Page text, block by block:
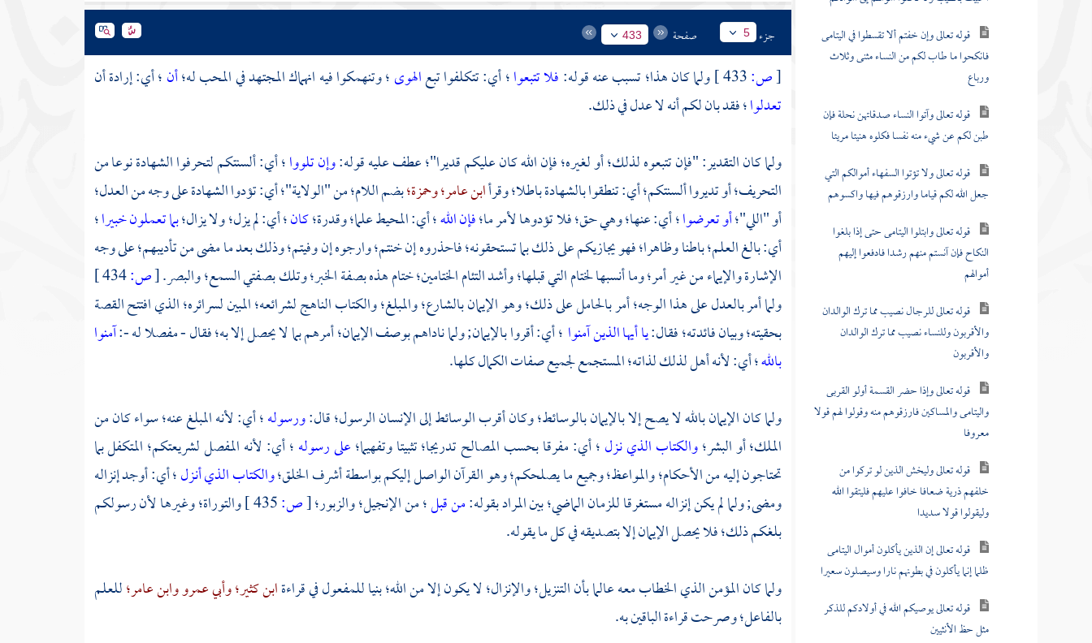
قوله تعالى وإن خفتم ألا تقسطوا في اليتامى
فانكحوا ما طاب لكم من النساء مثنى وثلاث
ورباع
قوله تعالى وآتوا النساء صدقاتهن نحلة فإن
طبن لكم عن شيء منه نفسا فكلوه هنيئا مريئا
قوله تعالى ولا تؤتوا السفهاء أموالكم التي
جعل الله لكم قياما وارزقوهم فيها واكسوهم
قوله تعالى وابتلوا اليتامى حتى إذا بلغوا
النكاح فإن آنستم منهم رشدا فادفعوا إليهم
أموالهم
قوله تعالى للرجال نصيب مما ترك الوالدان
والأقربون وللنساء نصيب مما ترك الوالدان
والأقربون
قوله تعالى وإذا حضر القسمة أولو القربى
واليتامى والمساكين فارزقوهم منه وقولوا لهم قولا
معروفا
قوله تعالى وليخش الذين لو تركوا من
خلفهم ذرية ضعافا خافوا عليهم فليتقوا الله
وليقولوا قولا سديدا
قوله تعالى إن الذين يأكلون أموال اليتامى
ظلما إنما يأكلون في بطونهم نارا وسيصلون سعيرا
قوله تعالى يوصيكم الله في أولادكم للذكر
مثل حظ الأنثيين
جزء 5 صفحة 433
[ص: ولما كان هذا؛ تسبب عنه قوله:فلا تتبعوا؛ أي: تتكلفوا تبعالهوى؛ وتنهمكوا فيه انهماك المجتهد في المحب له؛أن؛ أي: إرادة أن
تعدلوا؛ فقد بان لكم أنه لا عدل في ذلك.
ولما كان التقدير: "فإن تتبعوه لذلك؛ أو لغيره؛ فإن الله كان عليكم قديرا"؛ عطف عليه قوله:وإن تلووا؛ أي: ألسنتكم لتحرفوا الشهادة نوعا من
التحريف؛ أو تديروا ألسنتكم؛ أي: تنطقوا بالشهادة باطلا؛ وقرأابن عامر؛وحمزة؛بضم اللام؛ من "الولاية"؛ أي: تؤدوا الشهادة على وجه من العدل؛
أو "اللي"؛أو تعرضوا؛ أي: عنها؛ وهي حق؛ فلا تؤدوها لأمر ما؛فإن الله؛ أي: المحيط علما؛ وقدرة؛كان؛ أي: لم يزل؛ ولا يزال؛بما تعملون خبيرا؛
أي: بالغ العلم؛ باطنا وظاهرا؛ فهو يجازيكم على ذلك بما تستحقونه؛ فاحذروه إن خنتم؛ وارجوه إن وفيتم؛ وذلك بعد ما مضى من تأديبهم؛ على وجه
الإشارة والإيماء من غير أمر؛ وما أنسبها لختام التي قبلها؛ وأشد التئام الختامين؛ ختام هذه بصفة الخبر؛ وتلك بصفتي السمع؛ والبصر.[ص:
ولما أمر بالعدل على هذا الوجه؛ أمر بالحامل على ذلك؛ وهو الإيمان بالشارع؛ والمبلغ؛ والكتاب الناهج لشرائعه؛ المبين لسرائره؛ الذي افتتح القصة
بحقيته؛ وبيان فائدته؛ فقال:يا أيها الذين آمنوا ؛ أي: أقروا بالإيمان; ولما ناداهم بوصف الإيمان؛ أمرهم بما لا يحصل إلا به؛ فقال - مفصلا له -:آمنوا
بالله؛ أي: لأنه أهل لذلك لذاته؛ المستجمع لجميع صفات الكمال كلها.
ولما كان الإيمان بالله لا يصح إلا بالإيمان بالوسائط؛ وكان أقرب الوسائط إلى الإنسان الرسول؛ قال:ورسوله؛ أي: لأنه المبلغ عنه؛ سواء كان من
الملك؛ أو البشر؛والكتاب الذي نـزل؛ أي: مفرقا بحسب المصالح تدريجا؛ تثبيتا وتفهيما؛على رسوله؛ أي: لأنه المفصل لشريعتكم؛ المتكفل بما
تحتاجون إليه من الأحكام؛ والمواعظ؛ وجميع ما يصلحكم؛ وهو القرآن الواصل إليكم بواسطة أشرف الخلق؛والكتاب الذي أنـزل؛ أي: أوجد إنزاله
ومضى; ولما لم يكن إنزاله مستغرقا للزمان الماضي؛ بين المراد بقوله:من قبل؛ من الإنجيل؛ والزبور؛[ص:
والتوراة؛ وغيرها لأن رسولكم
بلغكم ذلك؛ فلا يحصل الإيمان إلا بتصديقه في كل ما يقوله.
ولما كان المؤمن الذي الخطاب معه عالما بأن التنزيل؛ والإنزال؛ لا يكون إلا من الله؛ بنيا للمفعول في قراءةابن كثير؛وأبي عمرووابن عامر؛للعلم
بالفاعل؛ وصرحت قراءة الباقين به.